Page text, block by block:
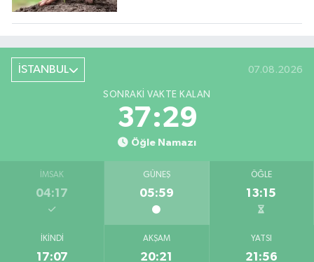
İSTANBUL 07.08.2026
SONRAKI VAKTE KALAN
37:27
Öğle Namazı
İMSAK
04:17
GÜNEŞ
05:59
ÖĞLE
13:15
İKINDI
17:07
AKŞAM
20:21
YATSI
21:56